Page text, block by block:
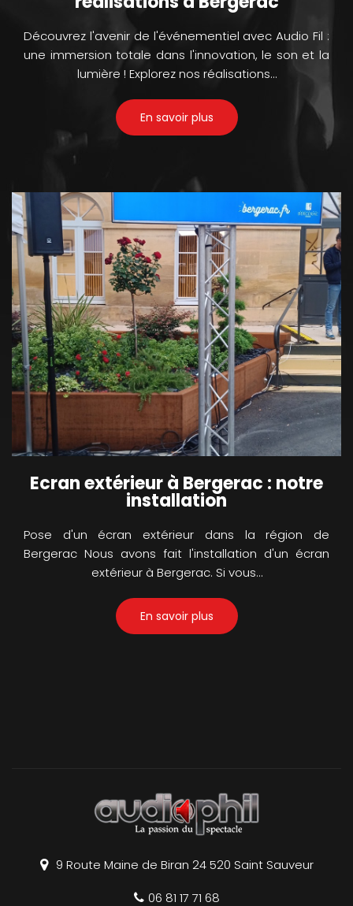
Découvrez l'avenir de l'événementiel avec Audio Fil :
une immersion totale dans l'innovation, le son et la
lumière ! Explorez nos réalisations…
En savoir plus
Ecran extérieur à Bergerac : notre
installation
Pose d'un écran extérieur dans la région de
Bergerac Nous avons fait l'installation d'un écran
extérieur à Bergerac. Si vous…
En savoir plus
9 Route Maine de Biran 24 520 Saint Sauveur
06 81 17 71 68